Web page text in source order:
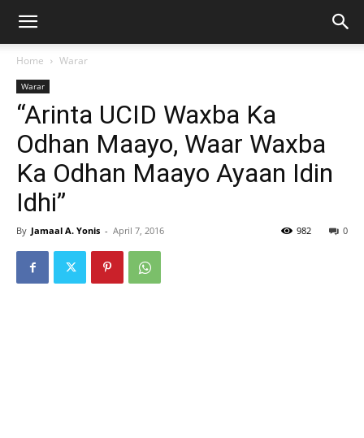
Home Warar
Warar
“Arinta UCID Waxba Ka
Odhan Maayo, Waar Waxba
Ka Odhan Maayo Ayaan Idin
Idhi”
By Jamaal A. Yonis - April 7, 2016 0
982